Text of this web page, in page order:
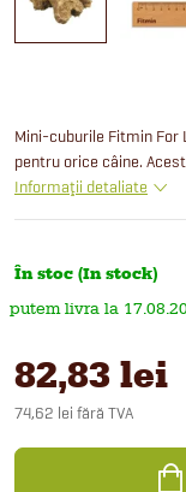
Mini-cuburile Fitmin For
pentru orice câine.
Informaţii detaliate
În stoc (In stock)
82,83 lei
74,62 lei fără TVA
preţ: